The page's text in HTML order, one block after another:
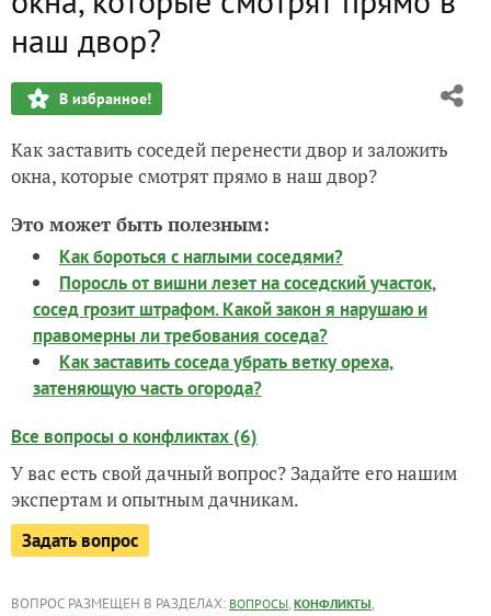
наш двор?
В избранное!
Как заставить соседей перенести двор и заложить
окна, которые смотрят прямо в наш двор?
Это может быть полезным:
Как бороться с наглыми соседями?
Поросль от вишни лезет на соседский участок,
сосед грозит штрафом. Какой закон я нарушаю и
правомерны ли требования соседа?
Как заставить соседа убрать ветку ореха,
затеняющую часть огорода?
Все вопросы о конфликтах (6)
У вас есть свой дачный вопрос? Задайте его нашим
экспертам и опытным дачникам.
Задать вопрос
ВОПРОС РАЗМЕЩЕН В РАЗДЕЛАХ: ВОПРОСЫ, КОНФЛИКТЫ,